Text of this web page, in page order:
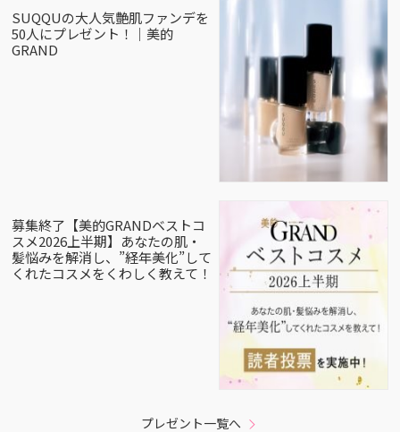
SUQQUの大人気艶肌ファンデを
50人にプレゼント！｜美的
GRAND
募集終了【美的GRANDベストコ
スメ2026上半期】あなたの肌・
髪悩みを解消し、”経年美化”して
くれたコスメをくわしく教えて！
プレゼント一覧へ